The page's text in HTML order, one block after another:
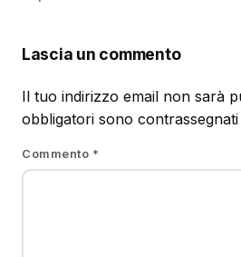
Lascia un commento
Il tuo indirizzo email non sarà
obbligatori sono contrassegnati
Commento *